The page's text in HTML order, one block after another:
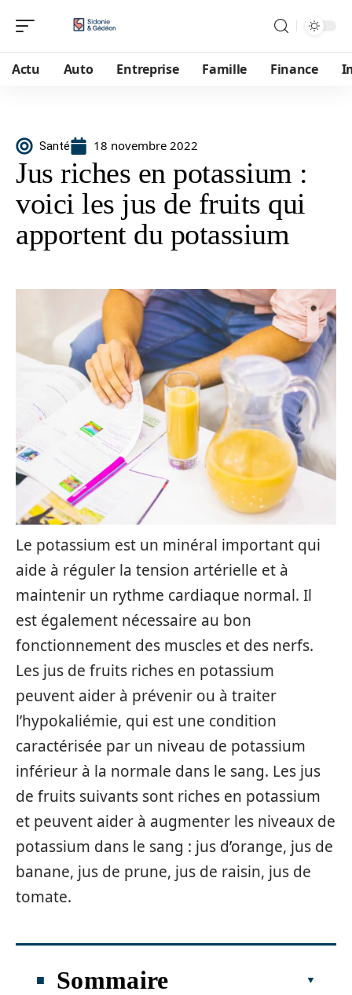
Actu Auto Entreprise Famille Finance
Santé 18 novembre 2022
Jus riches en potassium :
voici les jus de fruits qui
apportent du potassium
Le potassium est un minéral important qui
aide à réguler la tension artérielle et à
maintenir un rythme cardiaque normal. Il
est également nécessaire au bon
fonctionnement des muscles et des nerfs.
Les jus de fruits riches en potassium
peuvent aider à prévenir ou à traiter
l’hypokaliémie, qui est une condition
caractérisée par un niveau de potassium
inférieur à la normale dans le sang. Les jus
de fruits suivants sont riches en potassium
et peuvent aider à augmenter les niveaux de
potassium dans le sang : jus d’orange, jus de
banane, jus de prune, jus de raisin, jus de
tomate.
Sommaire